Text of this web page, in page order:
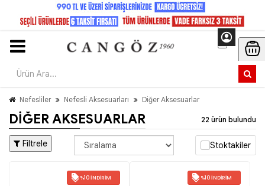
Nefesliler Nefesli Aksesuarları Diğer Aksesuarlar
DIĞER AKSESUARLAR 22 ürün bulundu
Filtrele Stoktakiler
%10 İNDIRIM %10 İNDIRIM